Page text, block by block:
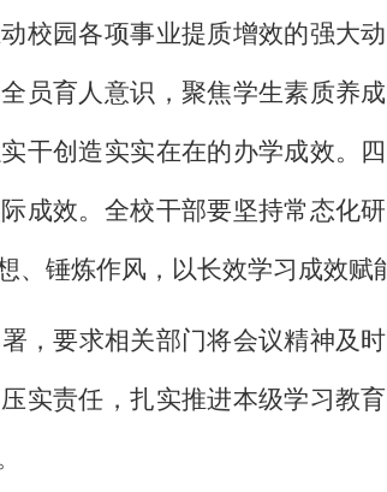
校园各项事业提质增效的强大
员育人意识，聚焦学生素质养
干创造实实在在的办学成效。
成效。全校干部要坚持常态化
锤炼作风，以长效学习成效赋
，要求相关部门将会议精神及
实责任，扎实推进本级学习教